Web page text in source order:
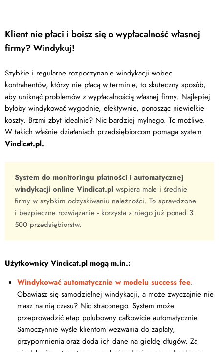
Klient nie płaci i boisz się o wypłacalność własnej
firmy? Windykuj!
Szybkie i regularne rozpoczynanie windykacji wobec
kontrahentów, którzy nie płacą w terminie, to skuteczny sposób,
aby uniknąć problemów z wypłacalnością własnej firmy. Najlepiej
byłoby windykować wygodnie, efektywnie, ponosząc niewielkie
koszty. Brzmi zbyt idealnie? Nic bardziej mylnego. To możliwe.
W takich właśnie działaniach przedsiębiorcom pomaga system
Vindicat.pl.
System do monitoringu płatności i automatycznej
windykacji online Vindicat.pl wspiera małe i średnie
firmy w szybkim odzyskiwaniu należności. To sprawdzone
i bezpieczne rozwiązanie - korzysta z niego już ponad 3
500 przedsiębiorstw.
Użytkownicy Vindicat.pl mogą m.in.:
Windykować automatycznie w modelu success fee.
Obawiasz się samodzielnej windykacji, a może zwyczajnie nie
masz na nią czasu? Nic straconego. System może
przeprowadzić etap polubowny całkowicie automatycznie.
Samoczynnie wyśle klientom wezwania do zapłaty,
przypomnienia oraz doda ich dane na giełdę długów. Za